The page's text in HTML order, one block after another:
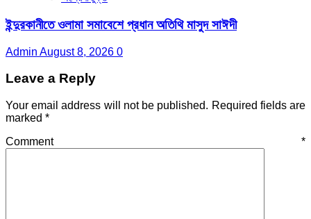
ইন্দুরকানীতে ওলামা সমাবেশে প্রধান অতিথি মাসুদ সাঈদী
Admin August 8, 2026 0
Leave a Reply
Your email address will not be published. Required fields are
marked *
Comment *